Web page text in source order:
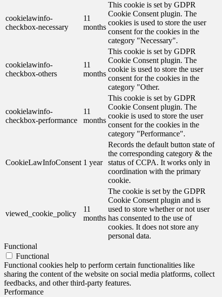
cookielawinfo-
checkbox-necessary
11
months
This cookie is set by GDPR
Cookie Consent plugin. The
cookies is used to store the user
consent for the cookies in the
category "Necessary".
cookielawinfo-
checkbox-others
11
months
This cookie is set by GDPR
Cookie Consent plugin. The
cookie is used to store the user
consent for the cookies in the
category "Other.
cookielawinfo-
checkbox-performance
11
months
This cookie is set by GDPR
Cookie Consent plugin. The
cookie is used to store the user
consent for the cookies in the
category "Performance".
CookieLawInfoConsent 1 year
Records the default button state of
the corresponding category & the
status of CCPA. It works only in
coordination with the primary
cookie.
viewed_cookie_policy
11
months
The cookie is set by the GDPR
Cookie Consent plugin and is
used to store whether or not user
has consented to the use of
cookies. It does not store any
personal data.
Functional
Functional
Functional cookies help to perform certain functionalities like
sharing the content of the website on social media platforms, collect
feedbacks, and other third-party features.
Performance